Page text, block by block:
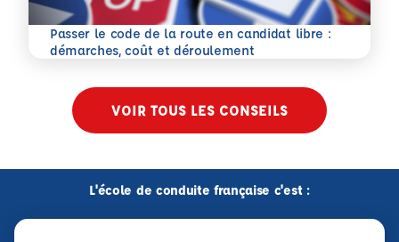
Passer le code de la route en candidat libre :
démarches, coût et déroulement
En savoir plus
VOIR TOUS LES CONSEILS
L'école de conduite française c'est :